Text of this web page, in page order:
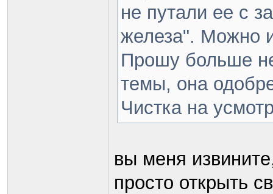
не путали ее с
железа". Можно
Прошу больше
темы, она
Чистка на
вы меня
просто открыть